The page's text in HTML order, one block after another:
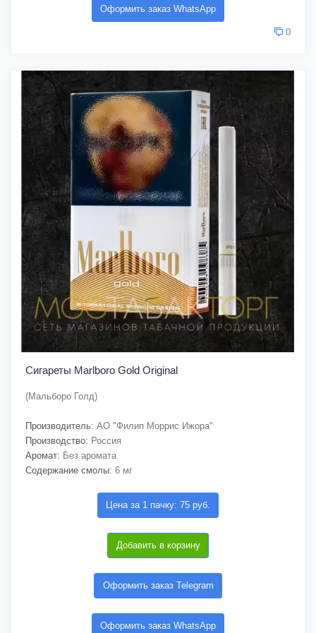
Оформить заказ WhatsApp
0
Сигареты Marlboro Gold Original
(Мальборо Голд)
Производитель: АО "Филип Моррис Ижора"
Производство: Россия
Аромат: Без аромата
Содержание смолы: 6 мг
Цена за 1 пачку: 75 руб.
Добавить в корзину
Оформить заказ Telegram
Оформить заказ WhatsApp